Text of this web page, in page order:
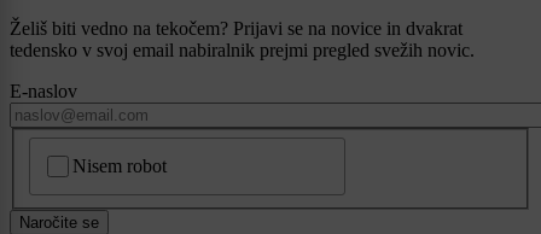
Želiš biti vedno na tekočem? Prijavi se na novice in dvakrat
tedensko v svoj email nabiralnik prejmi pregled svežih novic.
E-naslov
Nisem robot
Naročite se